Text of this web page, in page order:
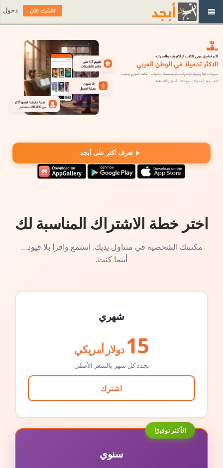
تعرف أكثر على أبجد
اختر خطة الاشتراك المناسبة لك
مكتبتك الشخصية في متناول يديك. استمع واقرأ بلا قيود…
أينما كنت.
شهري
15 دولار أمريكي
تجدد كل شهر بالسعر الأصلي
اشترك
الأكثر توفيرًا
سنوي
اشترك الآن دخول